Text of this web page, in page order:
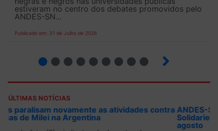
estiveram no centro dos debates promovidos pelo
ANDES-SN...
Publicado em: 31 de Julho de 2026
ÚLTIMAS NOTÍCIAS
ANDES-SN convoca docentes para Dia de
Solidariedade Internacionalista com Cuba em 13 de